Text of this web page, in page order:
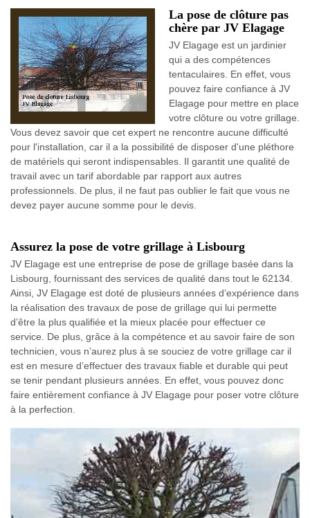
La pose de clôture pas
chère par JV Elagage
JV Elagage est un jardinier
qui a des compétences
tentaculaires. En effet, vous
pouvez faire confiance à JV
Elagage pour mettre en place
votre clôture ou votre grillage.
Vous devez savoir que cet expert ne rencontre aucune difficulté
pour l'installation, car il a la possibilité de disposer d'une pléthore
de matériels qui seront indispensables. Il garantit une qualité de
travail avec un tarif abordable par rapport aux autres
professionnels. De plus, il ne faut pas oublier le fait que vous ne
devez payer aucune somme pour le devis.
Assurez la pose de votre grillage à Lisbourg
JV Elagage est une entreprise de pose de grillage basée dans la
Lisbourg, fournissant des services de qualité dans tout le 62134.
Ainsi, JV Elagage est doté de plusieurs années d’expérience dans
la réalisation des travaux de pose de grillage qui lui permette
d’être la plus qualifiée et la mieux placée pour effectuer ce
service. De plus, grâce à la compétence et au savoir faire de son
technicien, vous n’aurez plus à se souciez de votre grillage car il
est en mesure d’effectuer des travaux fiable et durable qui peut
se tenir pendant plusieurs années. En effet, vous pouvez donc
faire entièrement confiance à JV Elagage pour poser votre clôture
à la perfection.